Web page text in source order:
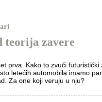
teorija zavere
prva. Kako to zvuči
letećih automobila imamo
Za one koji veruju u nju?